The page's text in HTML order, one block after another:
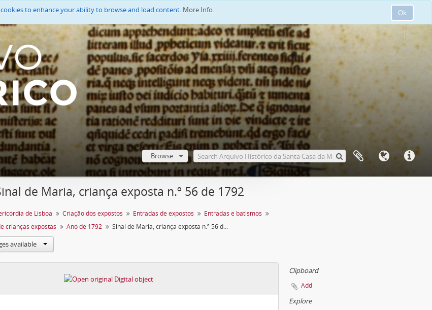
Ok
to enhance your ability to browse and load content. More Info.
Browse
de Maria, criança exposta n.º 56 de 1792
de Lisboa Criação dos expostos Entradas de expostos
Entradas e batismos
crianças expostas
Ano de 1792 Sinal de Maria, criança exposta n.º 56 de 1792
available
Clipboard
Add
Explore